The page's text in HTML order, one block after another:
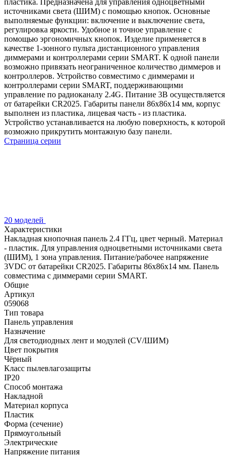
источниками света (ШИМ) с помощью кнопок. Основные
выполняемые функции: включение и выключение света,
регулировка яркости. Удобное и точное управление с
помощью эргономичных кнопок. Изделие применяется в
качестве 1-зонного пульта дистанционного управления
диммерами и контроллерами серии SMART. К одной панели
возможно привязать неограниченное количество диммеров и
контроллеров. Устройство совместимо с диммерами и
контроллерами серии SMART, поддерживающими
управление по радиоканалу 2.4G. Питание 3В осуществляется
от батарейки CR2025. Габариты панели 86х86х14 мм, корпус
выполнен из пластика, лицевая часть - из пластика.
Устройство устанавливается на любую поверхность, к которой
возможно прикрутить монтажную базу панели.
Страница серии
20 моделей
Характеристики
Накладная кнопочная панель 2.4 ГГц, цвет черный. Материал
- пластик. Для управления одноцветными источниками света
(ШИМ), 1 зона управления. Питание/рабочее напряжение
3VDC от батарейки CR2025. Габариты 86х86х14 мм. Панель
совместима с диммерами серии SMART.
Общие
Артикул
059068
Тип товара
Панель управления
Назначение
Для светодиодных лент и модулей (CV/ШИМ)
Цвет покрытия
Чёрный
Класс пылевлагозащиты
IP20
Способ монтажа
Накладной
Материал корпуса
Пластик
Форма (сечение)
Прямоугольный
Электрические
Напряжение питания